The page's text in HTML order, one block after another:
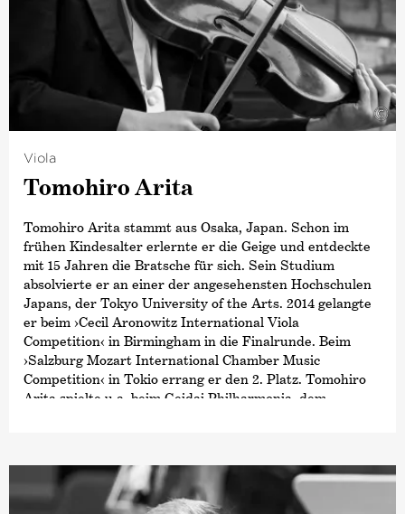
Konzertmeisterin in Ensembles wie der Kammer­
philharmonie Landshut, Musica Assoluta und der
Camerata Hamburg.
Darüber hinaus absolvierte sie ein Praktikum bei der
NDR Radiophilharmonie Hannover und spielte als
Stimmführerin in Ensembles wie der Kammer­
Seit 2018 ist Emma Yoon zudem Mitglied des Estonian
Festival Orchestra, das mit Paavo Järvi beim Pärnu
Music Festival in Estland arbeitet.
©
Viola
Tomohiro Arita
Tomohiro Arita stammt aus Osaka, Japan. Schon im
frühen Kindesalter erlernte er die Geige und entdeckte
mit 15 Jahren die Bratsche für sich. Sein Studium
absolvierte er an einer der angesehensten Hochschulen
Japans, der Tokyo University of the Arts. 2014 gelangte
er beim ›Cecil Aronowitz International Viola
Competition‹ in Birmingham in die Finalrunde. Beim
›Salzburg Mozart International Chamber Music
Competition‹ in Tokio errang er den 2. Platz. Tomohiro
Arita spielte u.a. beim Geidai Philharmonia, dem
›Le pont Music Festival‹
in Japan auf.